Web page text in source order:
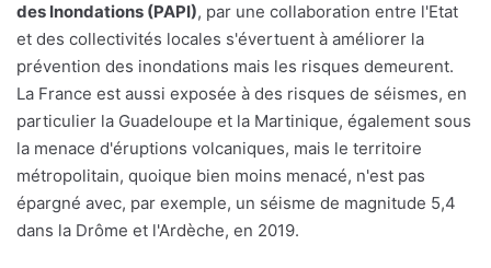
des Inondations (PAPI), par une collaboration entre l'Etat
et des collectivités locales s'évertuent à améliorer la
prévention des inondations mais les risques demeurent.
La France est aussi exposée à des risques de séismes, en
particulier la Guadeloupe et la Martinique, également sous
la menace d'éruptions volcaniques, mais le territoire
métropolitain, quoique bien moins menacé, n'est pas
épargné avec, par exemple, un séisme de magnitude 5,4
dans la Drôme et l'Ardèche, en 2019.